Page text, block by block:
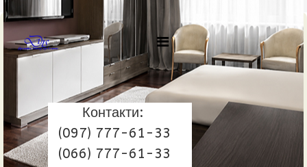
Контакти:
(097) 777-61-33
(066) 777-61-33